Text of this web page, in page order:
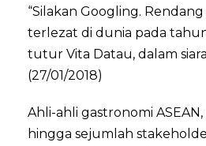
“Silakan Googling.
terlezat di dunia pada tahun
tutur Vita Datau, dalam
(27/01/2018)
Ahli-ahli gastronomi
hingga sejumlah